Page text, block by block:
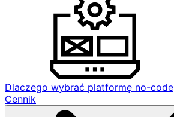
Dlaczego wybrać platformę no-code
Cennik